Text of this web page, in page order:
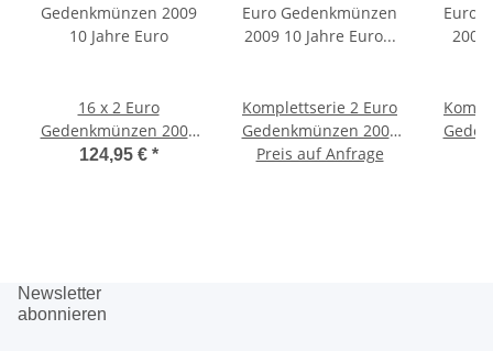
16 x 2 Euro
Gedenkmünzen 2009
10 Jahre Euro
124,95 € *
Komplettserie 2 Euro
Gedenkmünzen 2009
10 Jahre Euro in
Preis auf Anfrage
Newsletter
abonnieren